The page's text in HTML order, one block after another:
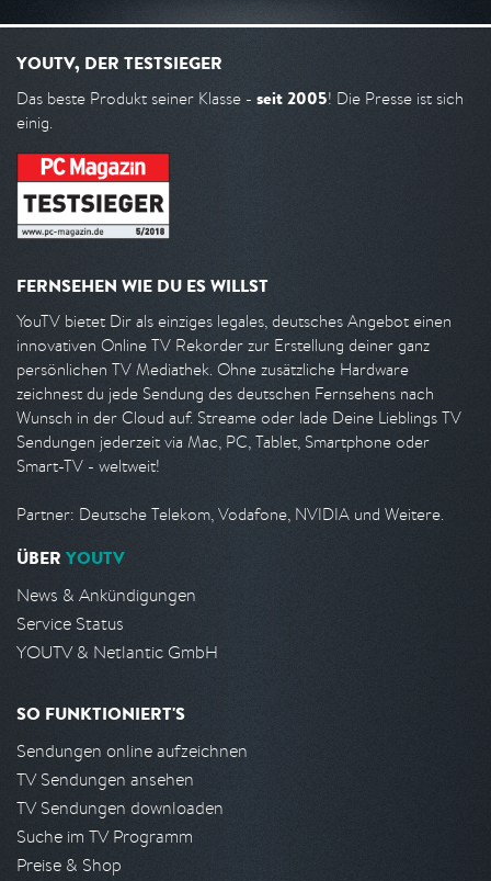
YOUTV, DER TESTSIEGER
Das beste Produkt seiner Klasse - seit 2005! Die Presse ist sich
einig.
FERNSEHEN WIE DU ES WILLST
YouTV bietet Dir als einziges legales, deutsches Angebot einen
innovativen Online TV Rekorder zur Erstellung deiner ganz
persönlichen TV Mediathek. Ohne zusätzliche Hardware
zeichnest du jede Sendung des deutschen Fernsehens nach
Wunsch in der Cloud auf. Streame oder lade Deine Lieblings TV
Sendungen jederzeit via Mac, PC, Tablet, Smartphone oder
Smart-TV - weltweit!
Partner: Deutsche Telekom, Vodafone, NVIDIA und Weitere.
ÜBER YOUTV
News & Ankündigungen
Service Status
YOUTV & Netlantic GmbH
SO FUNKTIONIERT'S
Sendungen online aufzeichnen
TV Sendungen ansehen
TV Sendungen downloaden
Suche im TV Programm
Preise & Shop